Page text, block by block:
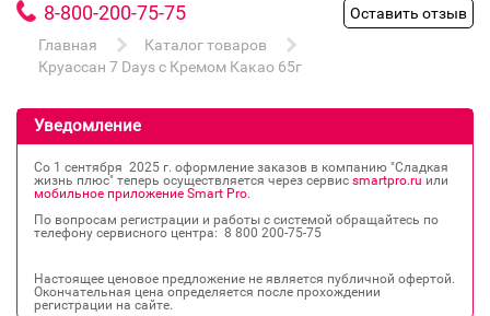
8-800-200-75-75
Оставить отзыв
Главная
Каталог товаров
Круассан 7 Days с Кремом Какао 65г
Уведомление
Со 1 сентября 2025 г. оформление заказов в компанию "Сладкая
жизнь плюс" теперь осуществляется через сервис smartpro.ru или
мобильное приложение Smart Pro.
По вопросам регистрации и работы с системой обращайтесь по
телефону сервисного центра: 8 800 200‐75‐75
Настоящее ценовое предложение не является публичной офертой.
Окончательная цена определяется после прохождении
регистрации на сайте.